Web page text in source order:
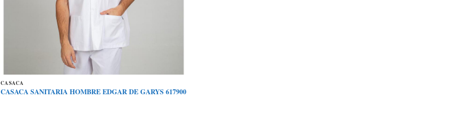
CASACA
CASACA SANITARIA HOMBRE EDGAR DE GARYS 617900